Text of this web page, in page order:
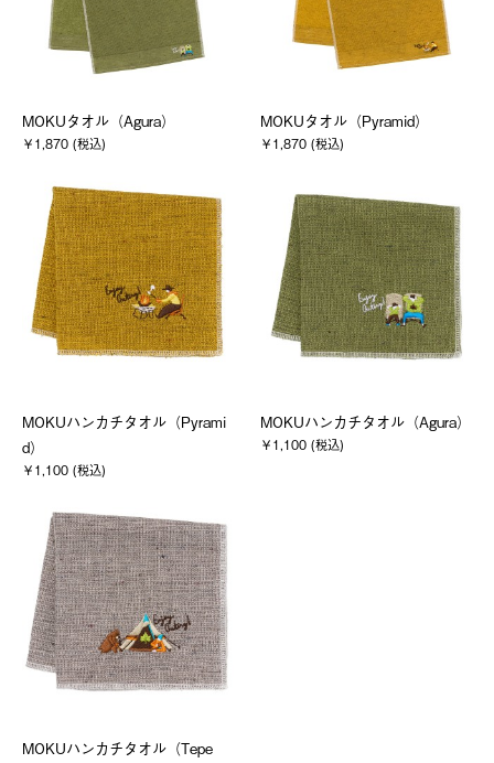
MOKUタオル（Agura）
￥1,870 (税込)
MOKUタオル（Pyramid）
￥1,870 (税込)
MOKUハンカチタオル（Pyrami
d）
￥1,100 (税込)
MOKUハンカチタオル（Agura）
￥1,100 (税込)
MOKUハンカチタオル（Tepe